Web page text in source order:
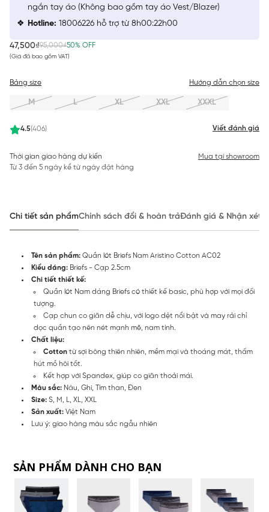
47,500₫95,000₫50% OFF
(Giá đã bao gồm VAT)
4.5(406) Viết đánh giá
Bảng size Hướng dẫn chọn size
M L XL XXL XXXL
Thời gian giao hàng dự kiến
Từ 3 đến 5 ngày kể từ ngày đặt hàng
Mua tại showroom
ngắn tay áo (Không bao gồm tay áo Vest/Blazer)
Hotline: 18006226 hỗ trợ từ 8h00:22h00
Chi tiết sản phẩmChính sách đổi & hoàn trảĐánh giá & Nhận xét
Tên sản phẩm: Quần lót Briefs Nam Aristino Cotton AC02
Kiểu dáng: Briefs - Cạp 2.5cm
Chi tiết thiết kế:
Quần lót Nam dáng Briefs có thiết kế basic, phù hợp với mọi đối
tượng.
Cạp chun co giãn dễ chịu, với logo dệt nổi bật và may rải chỉ
dọc quần tạo nên nét mạnh mẽ, nam tính.
Chất liệu:
Cotton từ sợi bông thiên nhiên, mềm mại và thoáng mát, thấm
hút mồ hôi tốt.
Kết hợp với Spandex, giúp co giãn thoải mái.
Màu sắc: Nâu, Ghi, Tím than, Đen
Size: S, M, L, XL, XXL
Sản xuất: Việt Nam
Lưu ý: giao hàng màu sắc ngẫu nhiên
SẢN PHẨM DÀNH CHO BẠN